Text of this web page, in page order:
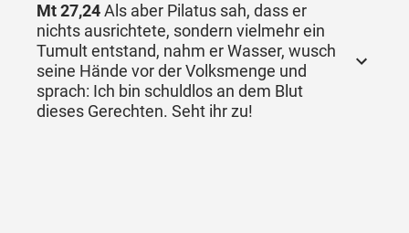
Mt 27,24Als aber Pilatus sah, dass er
nichts ausrichtete, sondern vielmehr ein
Tumult entstand, nahm er Wasser, wusch
seine Hände vor der Volksmenge und
sprach: Ich bin schuldlos an dem Blut
dieses Gerechten. Seht ihr zu!